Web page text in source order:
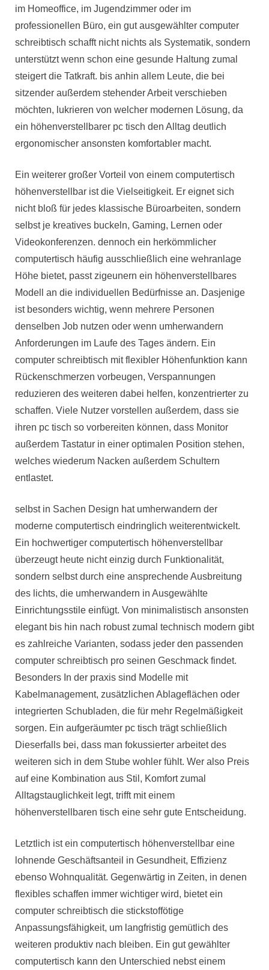
im Homeoffice, im Jugendzimmer oder im
professionellen Büro, ein gut ausgewählter computer
schreibtisch schafft nicht nichts als Systematik, sondern
unterstützt wenn schon eine gesunde Haltung zumal
steigert die Tatkraft. bis anhin allem Leute, die bei
sitzender außerdem stehender Arbeit verschieben
möchten, lukrieren von welcher modernen Lösung, da
ein höhenverstellbarer pc tisch den Alltag deutlich
ergonomischer ansonsten komfortabler macht.
Ein weiterer großer Vorteil von einem computertisch
höhenverstellbar ist die Vielseitigkeit. Er eignet sich
nicht bloß für jedes klassische Büroarbeiten, sondern
selbst je kreatives buckeln, Gaming, Lernen oder
Videokonferenzen. dennoch ein herkömmlicher
computertisch häufig ausschließlich eine wehranlage
Höhe bietet, passt zigeunern ein höhenverstellbares
Modell an die individuellen Bedürfnisse an. Dasjenige
ist besonders wichtig, wenn mehrere Personen
denselben Job nutzen oder wenn umherwandern
Anforderungen im Laufe des Tages ändern. Ein
computer schreibtisch mit flexibler Höhenfunktion kann
Rückenschmerzen vorbeugen, Verspannungen
reduzieren des weiteren dabei helfen, konzentrierter zu
schaffen. Viele Nutzer vorstellen außerdem, dass sie
ihren pc tisch so vorbereiten können, dass Monitor
außerdem Tastatur in einer optimalen Position stehen,
welches wiederum Nacken außerdem Schultern
entlastet.
selbst in Sachen Design hat umherwandern der
moderne computertisch eindringlich weiterentwickelt.
Ein hochwertiger computertisch höhenverstellbar
überzeugt heute nicht einzig durch Funktionalität,
sondern selbst durch eine ansprechende Ausbreitung
des lichts, die umherwandern in Ausgewählte
Einrichtungsstile einfügt. Von minimalistisch ansonsten
elegant bis hin nach robust zumal technisch modern gibt
es zahlreiche Varianten, sodass jeder den passenden
computer schreibtisch pro seinen Geschmack findet.
Besonders In der praxis sind Modelle mit
Kabelmanagement, zusätzlichen Ablageflächen oder
integrierten Schubladen, die für mehr Regelmäßigkeit
sorgen. Ein aufgeräumter pc tisch trägt schließlich
Dieserfalls bei, dass man fokussierter arbeitet des
weiteren sich in dem Stube wohler fühlt. Wer also Preis
auf eine Kombination aus Stil, Komfort zumal
Alltagstauglichkeit legt, trifft mit einem
höhenverstellbaren tisch eine sehr gute Entscheidung.
Letztlich ist ein computertisch höhenverstellbar eine
lohnende Geschäftsanteil in Gesundheit, Effizienz
ebenso Wohnqualität. Gegenwärtig in Zeiten, in denen
flexibles schaffen immer wichtiger wird, bietet ein
computer schreibtisch die stickstoffötige
Anpassungsfähigkeit, um langfristig gemütlich des
weiteren produktiv nach bleiben. Ein gut gewählter
computertisch kann den Unterschied nebst einem